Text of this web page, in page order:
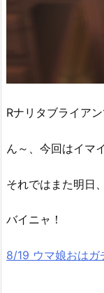
Rナリタブライアン
ん～、今回はイマ
それではまた明日、
バイニャ！
8/19 ウマ娘おはガ